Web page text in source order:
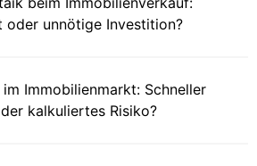
oder unnötige Investition?
im Immobilienmarkt: Schneller
kalkuliertes Risiko?